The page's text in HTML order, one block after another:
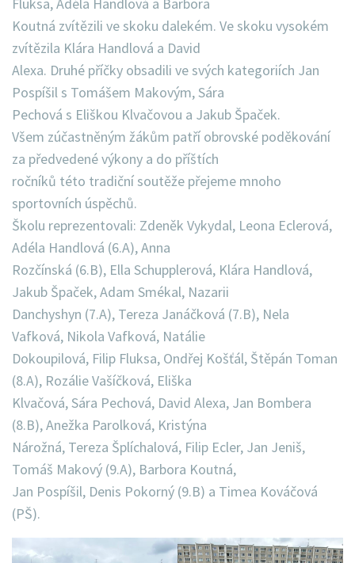
Koutná zvítězili ve skoku dalekém. Ve skoku vysokém
zvítězila Klára Handlová a David
Alexa. Druhé příčky obsadili ve svých kategoriích Jan
Pospíšil s Tomášem Makovým, Sára
Pechová s Eliškou Klvačovou a Jakub Špaček.
Všem zúčastněným žákům patří obrovské poděkování
za předvedené výkony a do příštích
ročníků této tradiční soutěže přejeme mnoho
sportovních úspěchů.
Školu reprezentovali: Zdeněk Vykydal, Leona Eclerová,
Adéla Handlová (6.A), Anna
Rozčínská (6.B), Ella Schupplerová, Klára Handlová,
Jakub Špaček, Adam Smékal, Nazarii
Danchyshyn (7.A), Tereza Janáčková (7.B), Nela
Vafková, Nikola Vafková, Natálie
Dokoupilová, Filip Fluksa, Ondřej Košťál, Štěpán Toman
(8.A), Rozálie Vašíčková, Eliška
Klvačová, Sára Pechová, David Alexa, Jan Bombera
(8.B), Anežka Parolková, Kristýna
Nárožná, Tereza Šplíchalová, Filip Ecler, Jan Jeniš,
Tomáš Makový (9.A), Barbora Koutná,
Jan Pospíšil, Denis Pokorný (9.B) a Timea Kováčová
(PŠ).